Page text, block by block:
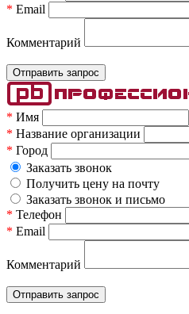
* Email
Комментарий
* Имя
* Название организации
* Город
Заказать звонок
Получить цену на почту
Заказать звонок и письмо
* Телефон
* Email
Комментарий